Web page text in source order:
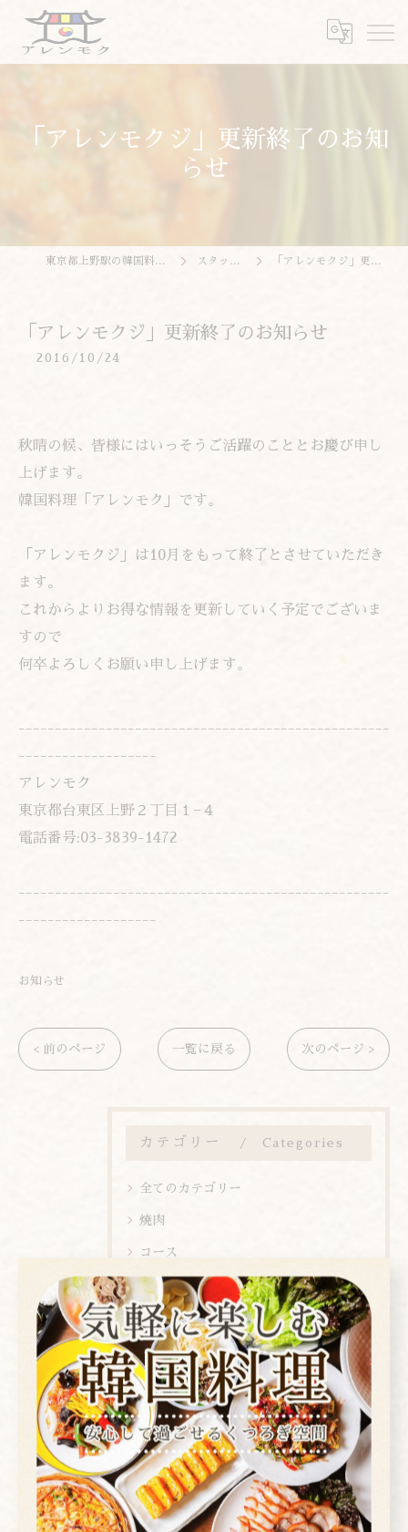
「アレンモクジ」更新終了のお知
らせ
東京都上野駅の韓国料理ならアレンモク スタッフブログ 「アレンモクジ」更新終了のお知らせ
「アレンモクジ」更新終了のお知らせ
2016/10/24
秋晴の候、皆様にはいっそうご活躍のこととお慶び申し
上げます。
韓国料理「アレンモク」です。
「アレンモクジ」は10月をもって終了とさせていただき
ます。
これからよりお得な情報を更新していく予定でございま
すので
何卒よろしくお願い申し上げます。
---------------------------------------------------
-------------------
アレンモク
東京都台東区上野２丁目１−４
電話番号:03-3839-1472
---------------------------------------------------
-------------------
お知らせ
< 前のページ 一覧に戻る 次のページ >
カテゴリー Categories
全てのカテゴリー
焼肉
コース
お酒
ランチ
ディナー
店内ビュー
新メニュー
メニュー
お知らせ
メディア情報